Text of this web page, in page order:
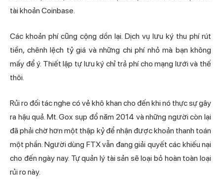
tài khoản Coinbase.
Các khoản phí cũng cộng dồn lại. Dịch vụ lưu ký thu phí rút
tiền, chênh lệch tỷ giá và những chi phí nhỏ mà bạn không
mấy để ý. Thiết lập tự lưu ký chỉ trả phí cho mạng lưới và thế
thôi.
Rủi ro đối tác nghe có vẻ khô khan cho đến khi nó thực sự gây
ra hậu quả. Mt. Gox sụp đổ năm 2014 và những người còn lại
đã phải chờ hơn một thập kỷ để nhận được khoản thanh toán
một phần. Người dùng FTX vẫn đang giải quyết các khiếu nại
cho đến ngày nay. Tự quản lý tài sản sẽ loại bỏ hoàn toàn loại
rủi ro này.